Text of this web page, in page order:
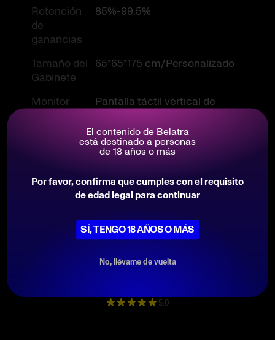
Retención
de
ganancias
85%-99.5%
Tamaño del
Gabinete
65*65*175 cm/Personalizado
Monitor
Pantalla táctil vertical de
Material del Metal
Garantía
18 meses
Inglés/Chino disponible
Envoltorio+película
estirable+caja de madera
110V/220V
5.0
El contenido de Belatra
está destinado a personas
de 18 años o más
Por favor, confirma que cumples con el requisito
de edad legal para continuar
SÍ, TENGO 18 AÑOS O MÁS
No, llévame de vuelta